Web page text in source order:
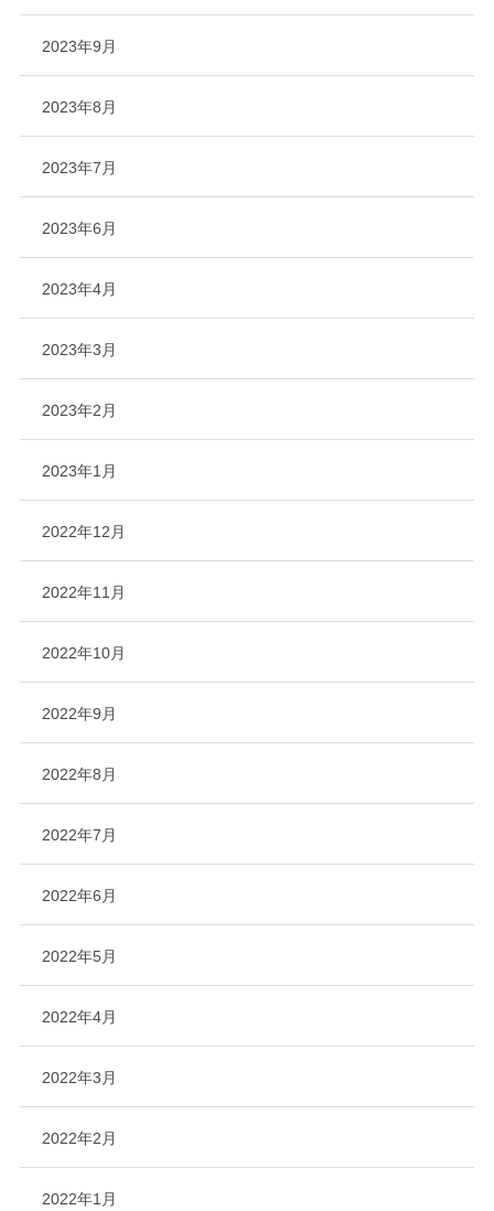
2023年9月
2023年8月
2023年7月
2023年6月
2023年4月
2023年3月
2023年2月
2023年1月
2022年12月
2022年11月
2022年10月
2022年9月
2022年8月
2022年7月
2022年6月
2022年5月
2022年4月
2022年3月
2022年2月
2022年1月